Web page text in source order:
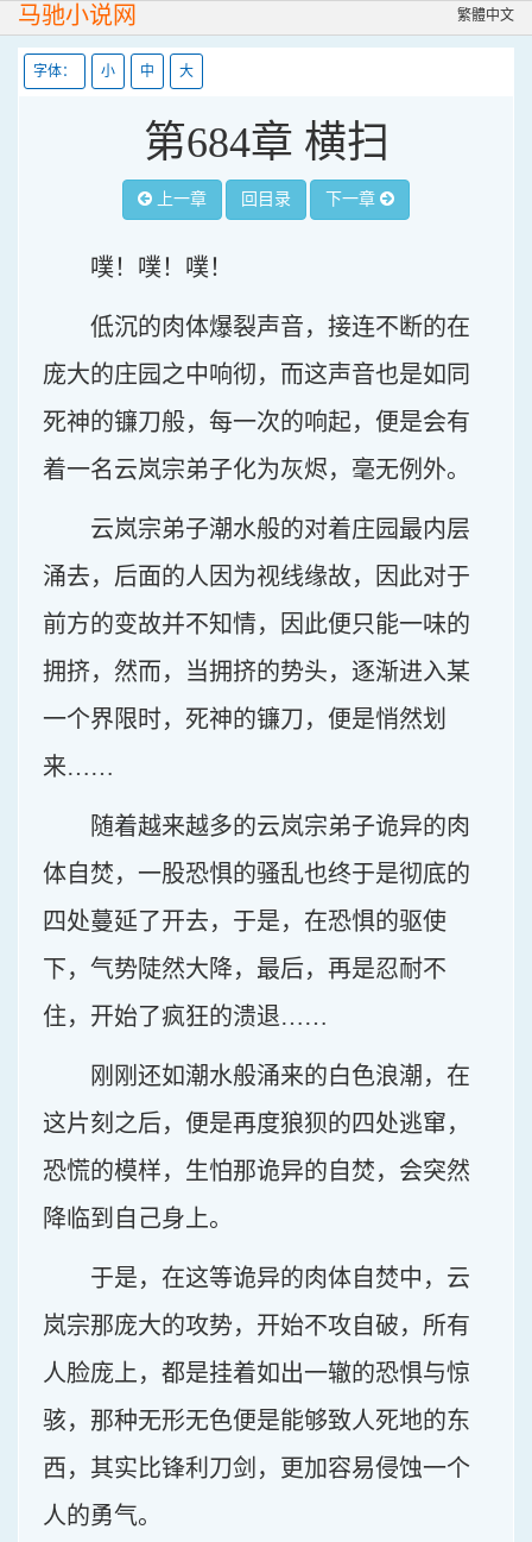
马驰小说网 繁體中文
字体： 小 中 大
第684章 横扫
上一章 回目录 下一章
噗！噗！噗！
低沉的肉体爆裂声音，接连不断的在
庞大的庄园之中响彻，而这声音也是如同
死神的镰刀般，每一次的响起，便是会有
着一名云岚宗弟子化为灰烬，毫无例外。
云岚宗弟子潮水般的对着庄园最内层
涌去，后面的人因为视线缘故，因此对于
前方的变故并不知情，因此便只能一味的
拥挤，然而，当拥挤的势头，逐渐进入某
一个界限时，死神的镰刀，便是悄然划
来……
随着越来越多的云岚宗弟子诡异的肉
体自焚，一股恐惧的骚乱也终于是彻底的
四处蔓延了开去，于是，在恐惧的驱使
下，气势陡然大降，最后，再是忍耐不
住，开始了疯狂的溃退……
刚刚还如潮水般涌来的白色浪潮，在
这片刻之后，便是再度狼狈的四处逃窜，
恐慌的模样，生怕那诡异的自焚，会突然
降临到自己身上。
于是，在这等诡异的肉体自焚中，云
岚宗那庞大的攻势，开始不攻自破，所有
人脸庞上，都是挂着如出一辙的恐惧与惊
骇，那种无形无色便是能够致人死地的东
西，其实比锋利刀剑，更加容易侵蚀一个
人的勇气。